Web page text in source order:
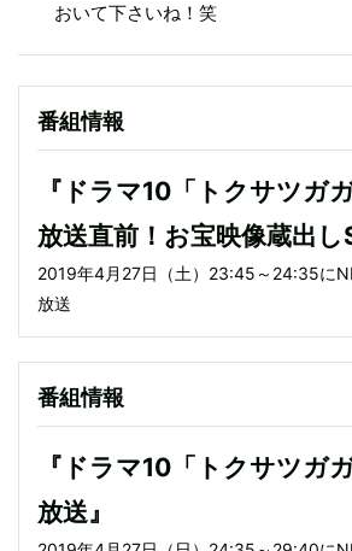
おいて下さいね！笑
番組情報
『ドラマ10「トクサツガ
放送直前！お宝映像蔵出し
2019年4月27日（土）23:45～24:35に
放送
番組情報
『ドラマ10「トクサツガ
放送』